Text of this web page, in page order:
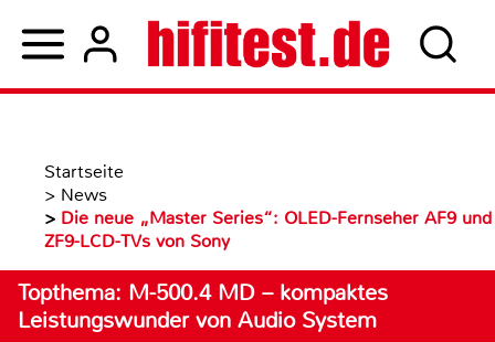
Startseite
> News
> Die neue „Master Series“: OLED-Fernseher AF9 und
ZF9-LCD-TVs von Sony
Topthema: M-500.4 MD – kompaktes
Leistungswunder von Audio System